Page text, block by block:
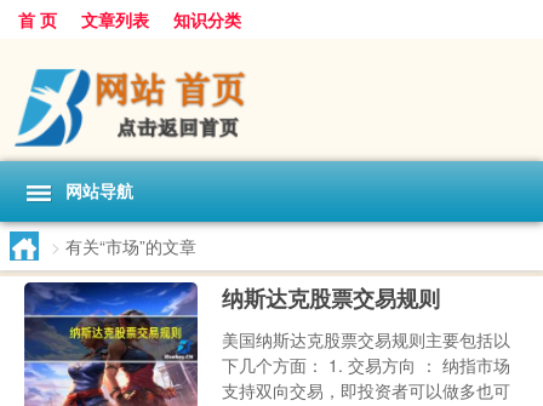
首 页 文章列表 知识分类
网站导航
> 有关“市场”的文章
纳斯达克股票交易规则
美国纳斯达克股票交易规则主要包括以
下几个方面： 1. 交易方向 ： 纳指市场
支持双向交易，即投资者可以做多也可